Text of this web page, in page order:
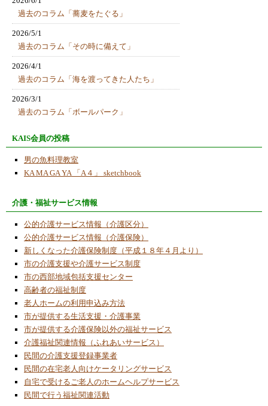
過去のコラム「蕎麦をたぐる」
2026/5/1
過去のコラム「その時に備えて」
2026/4/1
過去のコラム「海を渡ってきた人たち」
2026/3/1
過去のコラム「ボールパーク」
ゼスチャー顔認識センサーロボット
2026/1/8
ご注意ください！！当ＮＰＯ法人では「アカ
ルは一切発信しておりません。個人の情報漏
認」サイトや【サポート窓口】kamagaya-
info.com への返信メールやフリーダイヤルの
カスタマーサポートへの電話連絡は一切行わ
ないようにお願い致します。
2026/1/1
あけましておめでとうございます
2025/12/1
モノづくりの国
2025/11/1
ソフト・パワー
2025/9/22
中央公民館委託事業「子ども科学ワークショ
KAIS会員の投稿
男の魚料理教室
KA MA GA YA 「A４」 sketchbook
介護・福祉サービス情報
公的介護サービス情報（介護区分）
公的介護サービス情報（介護保険）
新しくなった介護保険制度（平成１８年４月より）
市の介護支援や介護サービス制度
市の西部地域包括支援センター
高齢者の福祉制度
老人ホームの利用申込み方法
市が提供する生活支援・介護事業
市が提供する介護保険以外の福祉サービス
介護福祉関連情報（ふれあいサービス）
民間の介護支援登録事業者
民間の在宅老人向けケータリングサービス
自宅で受けるご老人のホームヘルプサービス
民間で行う福祉関連活動